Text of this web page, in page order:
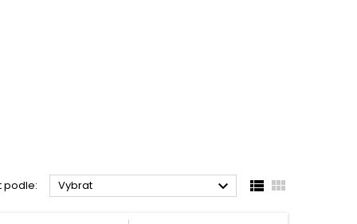
podle: Vybrat   